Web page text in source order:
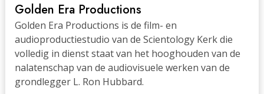
Golden Era Productions
Golden Era Productions is de film- en
audioproductiestudio van de Scientology Kerk die
volledig in dienst staat van het hooghouden van de
nalatenschap van de audiovisuele werken van de
grondlegger L. Ron Hubbard.